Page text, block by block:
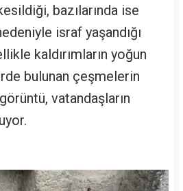
bazılarında ise
israf yaşandığı
kaldırımların yoğun
bulunan çeşmelerin
vatandaşların